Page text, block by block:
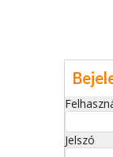
Jelszó